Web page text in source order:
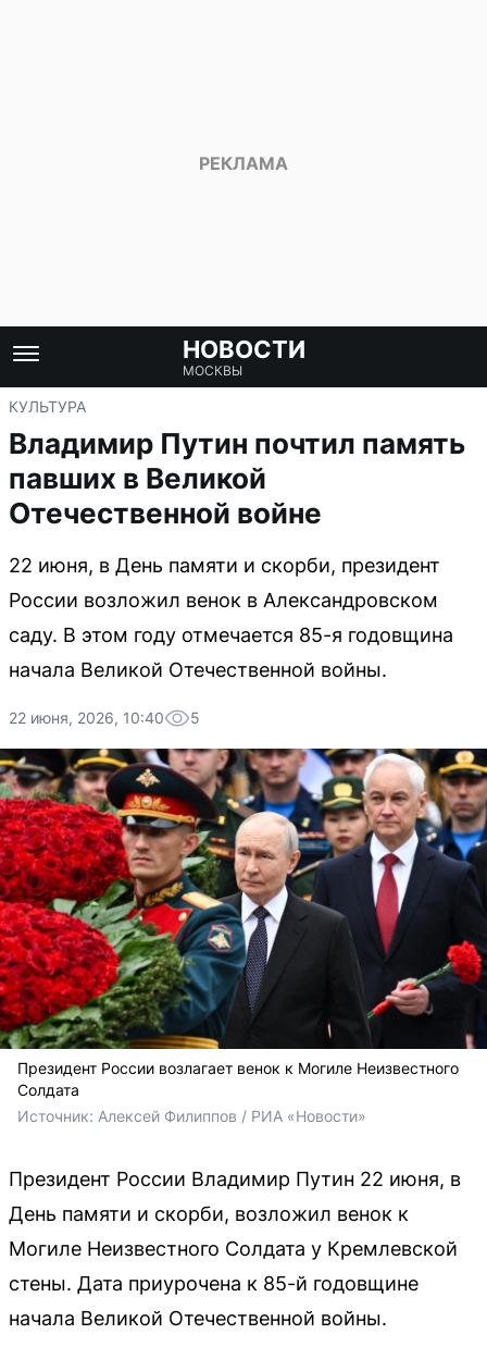
НОВОСТИ
МОСКВЫ
КУЛЬТУРА
Владимир Путин почтил память
павших в Великой
Отечественной войне
22 июня, в День памяти и скорби, президент
России возложил венок в Александровском
саду. В этом году отмечается 85-я годовщина
начала Великой Отечественной войны.
22 июня, 2026, 10:40 5
Президент России возлагает венок к Могиле Неизвестного
Солдата
Источник: Алексей Филиппов / РИА «Новости»
Президент России Владимир Путин 22 июня, в
День памяти и скорби, возложил венок к
Могиле Неизвестного Солдата у Кремлевской
стены. Дата приурочена к 85-й годовщине
начала Великой Отечественной войны.